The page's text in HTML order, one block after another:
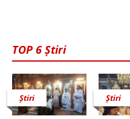
TOP 6 Știri
Știri Știri